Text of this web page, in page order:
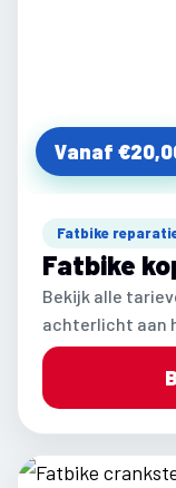
Vanaf
Fatbike
Fatbike
Bekijk alle
achterlicht aan